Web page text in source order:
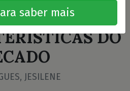
DO
JESILENE
saber mais